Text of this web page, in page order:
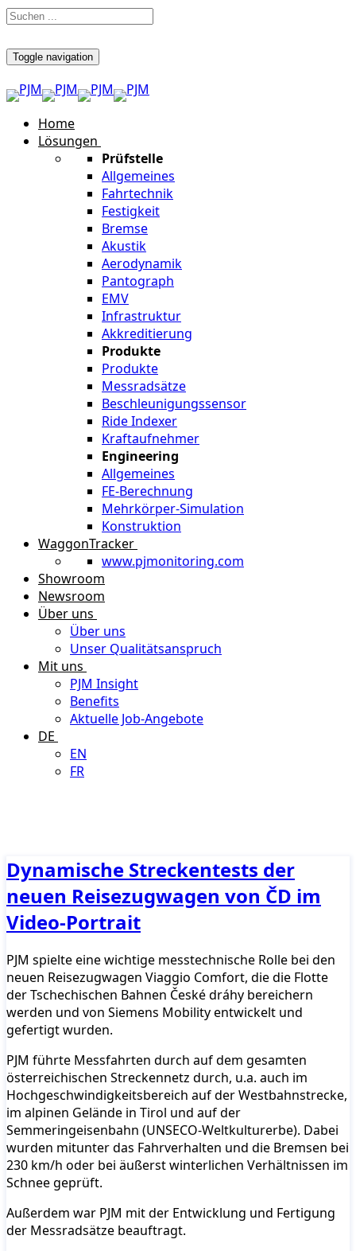
Toggle navigation
Home
Lösungen
Prüfstelle
Allgemeines
Fahrtechnik
Festigkeit
Bremse
Akustik
Aerodynamik
Pantograph
EMV
Infrastruktur
Akkreditierung
Produkte
Produkte
Messradsätze
Beschleunigungssensor
Ride Indexer
Kraftaufnehmer
Engineering
Allgemeines
FE-Berechnung
Mehrkörper-Simulation
Konstruktion
WaggonTracker
www.pjmonitoring.com
Showroom
Newsroom
Über uns
Über uns
Unser Qualitätsanspruch
Mit uns
PJM Insight
Benefits
Aktuelle Job-Angebote
DE
EN
FR
Dynamische Streckentests der
neuen Reisezugwagen von ČD im
Video-Portrait
PJM spielte eine wichtige messtechnische Rolle bei den
neuen Reisezugwagen Viaggio Comfort, die die Flotte
der Tschechischen Bahnen České dráhy bereichern
werden und von Siemens Mobility entwickelt und
gefertigt wurden.
PJM führte Messfahrten durch auf dem gesamten
österreichischen Streckennetz durch, u.a. auch im
Hochgeschwindigkeitsbereich auf der Westbahnstrecke,
im alpinen Gelände in Tirol und auf der
Semmeringeisenbahn (UNSECO-Weltkulturerbe). Dabei
wurden mitunter das Fahrverhalten und die Bremsen bei
230 km/h oder bei äußerst winterlichen Verhältnissen im
Schnee geprüft.
Außerdem war PJM mit der Entwicklung und Fertigung
der Messradsätze beauftragt.